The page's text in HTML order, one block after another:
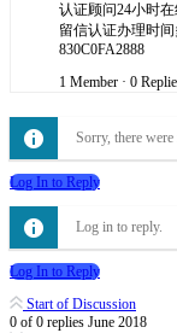
认证顾问24小时
留信认证办理时间
830C0FA2888
1 Member · 0
Sorry, there
Log In to Reply
Log in to reply.
Log In to Reply
Start of Discussion
0 of 0 replies June 2018